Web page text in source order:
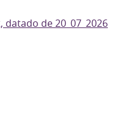
datado de 20_07_2026